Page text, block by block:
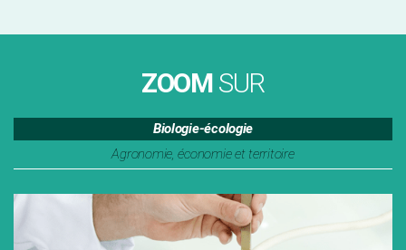
ZOOM SUR
Biologie-écologie
Agronomie, économie et territoire